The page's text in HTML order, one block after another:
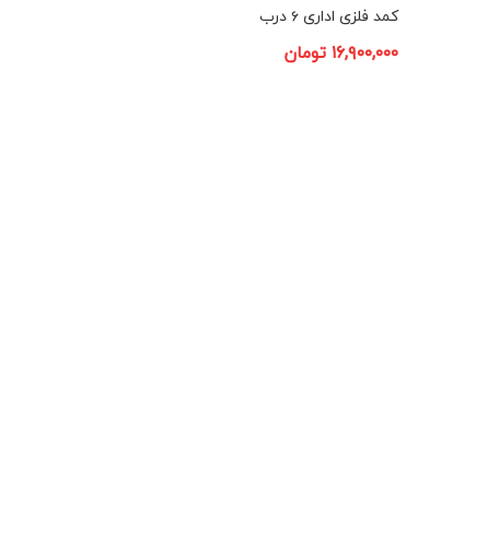
کمد فلزی اداری ۶ درب
۱۶,۹۰۰,۰۰۰تومان